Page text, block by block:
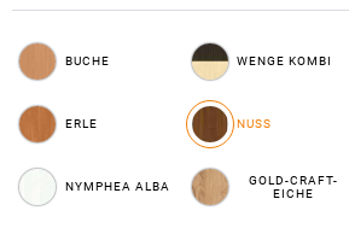
BUCHE WENGE KOMBI
ERLE NUSS
NYMPHEA ALBA
GOLD-CRAFT-
EICHE